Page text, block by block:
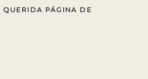
PÁGINA DE